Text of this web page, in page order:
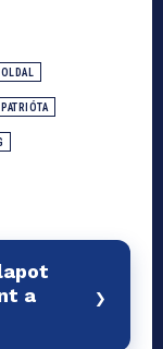
PATRIÓTA
a
›